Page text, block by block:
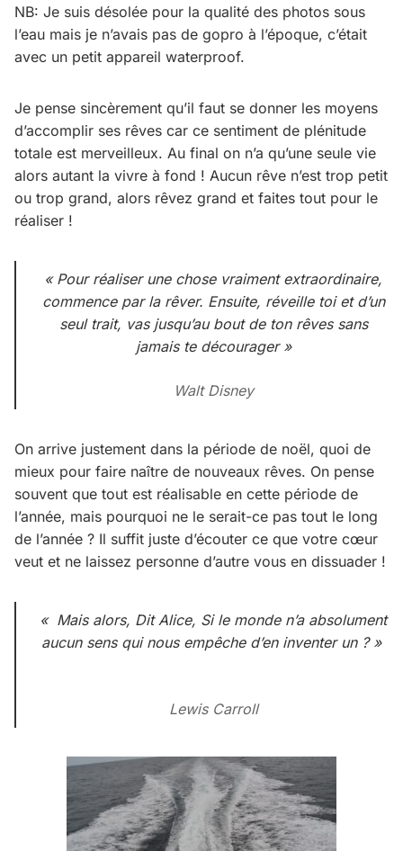
NB: Je suis désolée pour la qualité des photos sous
l’eau mais je n’avais pas de gopro à l’époque, c’était
avec un petit appareil waterproof.
Je pense sincèrement qu’il faut se donner les moyens
d’accomplir ses rêves car ce sentiment de plénitude
totale est merveilleux. Au final on n’a qu’une seule vie
alors autant la vivre à fond ! Aucun rêve n’est trop petit
ou trop grand, alors rêvez grand et faites tout pour le
réaliser !
« Pour réaliser une chose vraiment extraordinaire,
commence par la rêver. Ensuite, réveille toi et d’un
seul trait, vas jusqu’au bout de ton rêves sans
jamais te décourager »
Walt Disney
On arrive justement dans la période de noël, quoi de
mieux pour faire naître de nouveaux rêves. On pense
souvent que tout est réalisable en cette période de
l’année, mais pourquoi ne le serait-ce pas tout le long
de l’année ? Il suffit juste d’écouter ce que votre cœur
veut et ne laissez personne d’autre vous en dissuader !
« Mais alors, Dit Alice, Si le monde n’a absolument
aucun sens qui nous empêche d’en inventer un ? »
Lewis Carroll